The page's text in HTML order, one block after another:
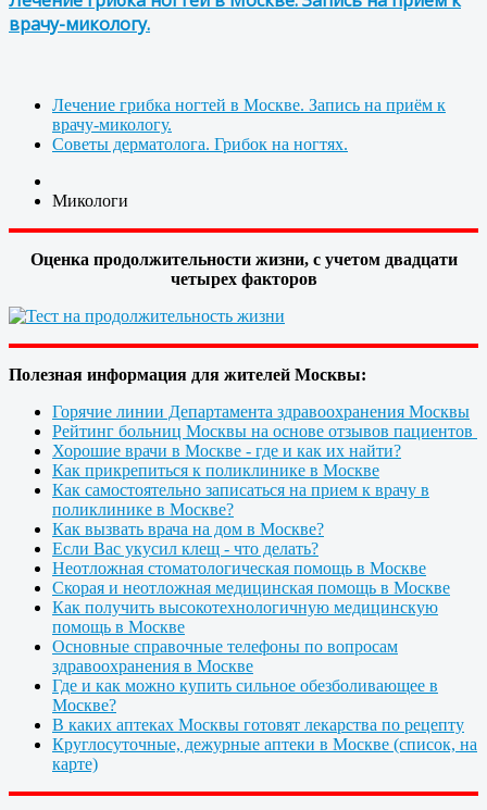
врачу-микологу.
Лечение грибка ногтей в Москве. Запись на приём к
врачу-микологу.
Советы дерматолога. Грибок на ногтях.
Микологи
Оценка продолжительности жизни, с учетом двадцати
четырех факторов
Полезная информация для жителей Москвы:
Горячие линии Департамента здравоохранения Москвы
Рейтинг больниц Москвы на основе отзывов пациентов
Хорошие врачи в Москве - где и как их найти?
Как прикрепиться к поликлинике в Москве
Как самостоятельно записаться на прием к врачу в
поликлинике в Москве?
Как вызвать врача на дом в Москве?
Если Вас укусил клещ - что делать?
Неотложная стоматологическая помощь в Москве
Скорая и неотложная медицинская помощь в Москве
Как получить высокотехнологичную медицинскую
помощь в Москве
Основные справочные телефоны по вопросам
здравоохранения в Москве
Где и как можно купить сильное обезболивающее в
Москве?
В каких аптеках Москвы готовят лекарства по рецепту
Круглосуточные, дежурные аптеки в Москве (список, на
карте)